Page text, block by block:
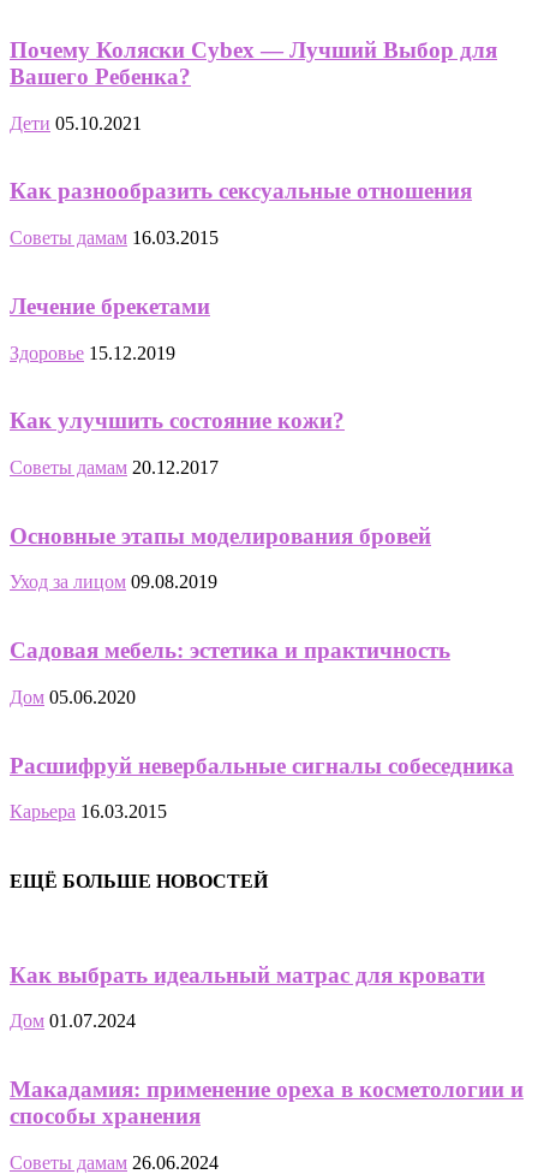
Почему Коляски Cybex — Лучший Выбор для
Вашего Ребенка?
Дети 05.10.2021
Как разнообразить сексуальные отношения
Советы дамам 16.03.2015
Лечение брекетами
Здоровье 15.12.2019
Как улучшить состояние кожи?
Советы дамам 20.12.2017
Основные этапы моделирования бровей
Уход за лицом 09.08.2019
Садовая мебель: эстетика и практичность
Дом 05.06.2020
Расшифруй невербальные сигналы собеседника
Карьера 16.03.2015
ЕЩЁ БОЛЬШЕ НОВОСТЕЙ
Как выбрать идеальный матрас для кровати
Дом 01.07.2024
Макадамия: применение ореха в косметологии и
способы хранения
Советы дамам 26.06.2024